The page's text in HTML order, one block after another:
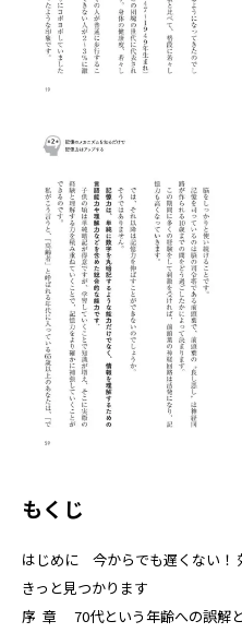
もくじ
はじめに 今からでも遅くない！
きっと見つかります
序 章 70代という年齢への誤解